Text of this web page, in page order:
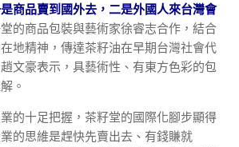
是商品賣到國外去，二是外國人來台灣會
的商品包裝與藝術家徐睿志合作，結合
地精神，傳達茶籽油在早期台灣社會代
文豪表示，具藝術性、有東方色彩的包
。
的十足把握，茶籽堂的國際化腳步顯得
的思維是趕快先賣出去、有錢賺就